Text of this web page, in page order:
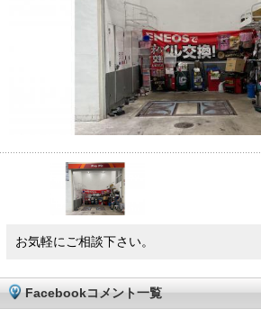
お気軽にご相談下さい。
Facebookコメント一覧